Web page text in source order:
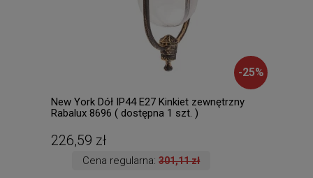
-25%
New York Dół IP44 E27 Kinkiet zewnętrzny
Rabalux 8696 ( dostępna 1 szt. )
226,59 zł
Cena regularna:301,11 zł